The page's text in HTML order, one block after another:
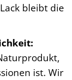
bleibt die
ist. Wir